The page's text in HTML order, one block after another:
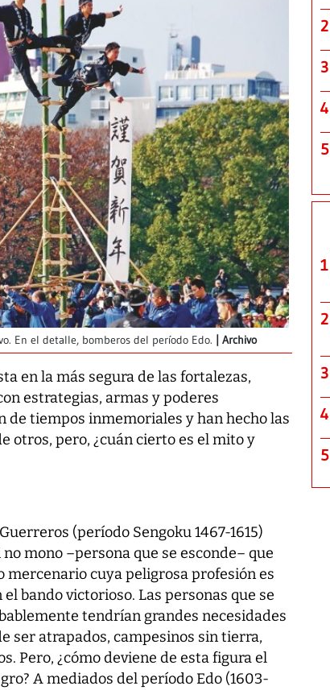
En el detalle, bomberos del período Edo. Archivo
en la más segura de las fortalezas,
estrategias, armas y poderes
de tiempos inmemoriales y han hecho las
otros, pero, ¿cuán cierto es el mito y
(período Sengoku 1467-1615)
mono –persona que se esconde– que
mercenario cuya peligrosa profesión es
bando victorioso. Las personas que se
tendrían grandes necesidades
ser atrapados, campesinos sin tierra,
Pero, ¿cómo deviene de esta figura el
A mediados del período Edo (1603-
2
3
4
5
1
2
3
4
5